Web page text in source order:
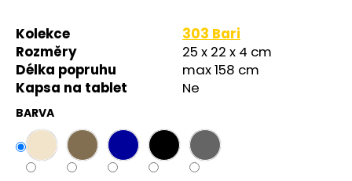
Kolekce
303 Bari
Rozměry
25 x 22 x 4 cm
Délka popruhu
max 158 cm
Kapsa na tablet
Ne
BARVA
o
r
u
č
u
e
m